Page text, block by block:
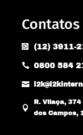
Contatos
 (12) 3911-
 0800 584


R. Vilaça, 374
dos Campos,